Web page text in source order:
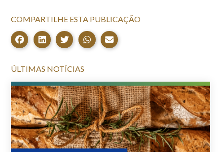
COMPARTILHE ESTA PUBLICAÇÃO
ÚLTIMAS NOTÍCIAS